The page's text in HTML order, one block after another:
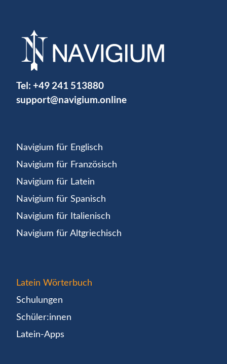
Tel: +49 241 513880
support@navigium.online
Navigium für Englisch
Navigium für Französisch
Navigium für Latein
Navigium für Spanisch
Navigium für Italienisch
Navigium für Altgriechisch
Latein Wörterbuch
Schulungen
Schüler:innen
Latein-Apps